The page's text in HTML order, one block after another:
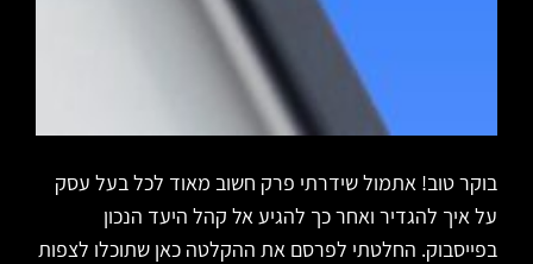
בוקר טוב! אתמול שידרתי פרק חשוב מאוד לכל בעל עסק
על איך להגדיר ואחר כך להגיע אל קהל היעד הנכון
בפייסבוק. החלטתי לפרסם את ההקלטה כאן שתוכלו לצפות